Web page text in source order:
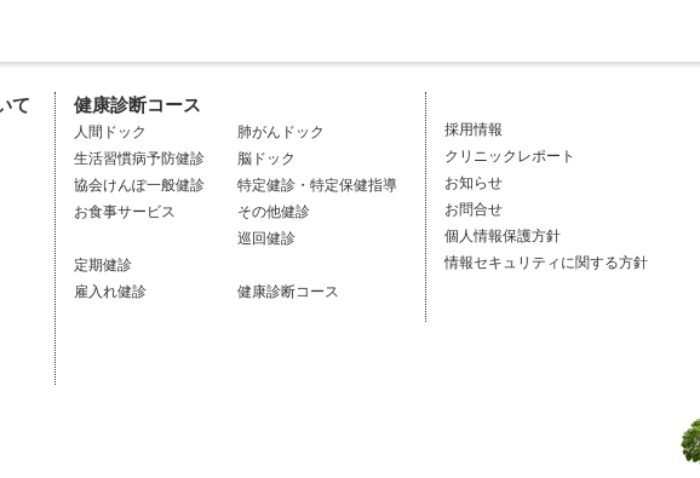
て 健康診断コース
人間ドック
生活習慣病予防健診
協会けんぽ一般健診
お食事サービス
定期健診
雇入れ健診
肺がんドック
脳ドック
特定健診・特定保健指導
その他健診
巡回健診
健康診断コース
採用情報
クリニックレポート
お知らせ
お問合せ
個人情報保護方針
情報セキュリティに関する方針